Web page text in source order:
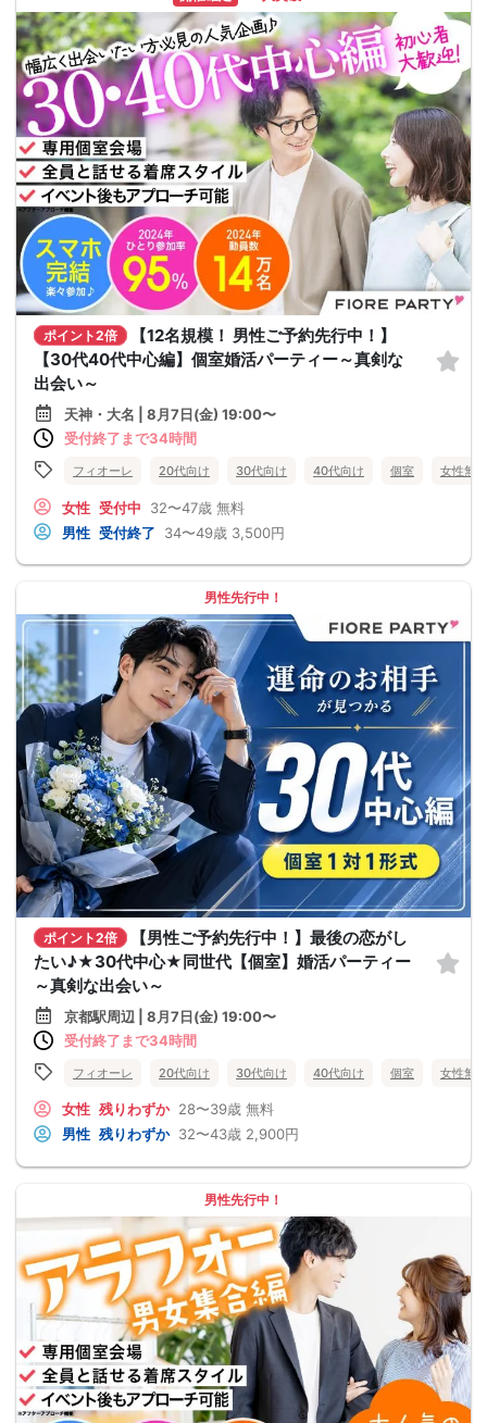
ポイント2倍
【12名規模！ 男性ご予約先行中！】
【30代40代中心編】個室婚活パーティー～真剣な
出会い～
天神・大名 | 8月7日(金) 19:00〜
受付終了まで34時間
フィオーレ 20代向け 30代向け 40代向け 個室 女性無料
女性 受付中 32〜47歳 無料
男性 受付終了 34〜49歳 3,500円
男性先行中！
ポイント2倍
【男性ご予約先行中！】最後の恋がし
たい♪★30代中心★同世代【個室】婚活パーティー
～真剣な出会い～
京都駅周辺 | 8月7日(金) 19:00〜
受付終了まで34時間
フィオーレ 20代向け 30代向け 40代向け 個室 女性無料
女性 残りわずか 28〜39歳 無料
男性 残りわずか 32〜43歳 2,900円
男性先行中！